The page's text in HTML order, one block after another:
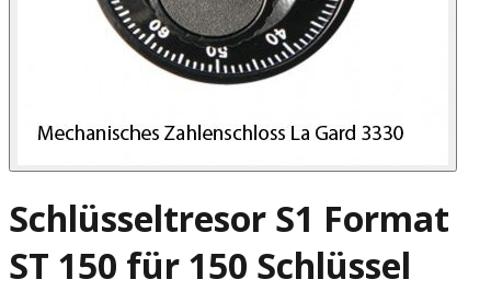
Schlüsseltresor S1 Format
ST 150 für 150 Schlüssel